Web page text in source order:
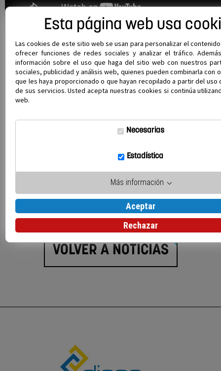
¡Comparte esta noticia!
VOLVER A NOTICIAS
Esta página web usa
Las cookies de este sitio web se usan para personalizar el
ofrecer funciones de redes sociales y analizar el tráfico.
información sobre el uso que haga del sitio web con nuestros
sociales, publicidad y análisis web, quienes pueden combinarla con
que les haya proporcionado o que hayan recopilado a partir del uso
de sus servicios. Usted acepta nuestras cookies si continúa
web.
Necesarias
Estadística
Más información
Aceptar
Rechazar